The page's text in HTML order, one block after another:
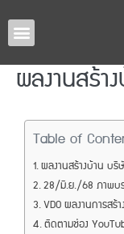
ผลงานสร้า
Table of
ผลงานสร้างบ้าน บ
28/มิ.ย./68 ภาพบ
VDO ผลงานการส
ติดตามช่อง